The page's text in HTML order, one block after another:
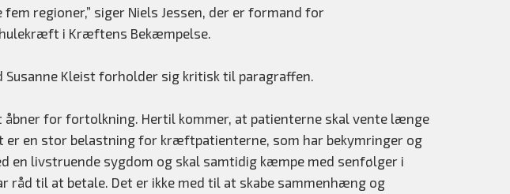
regioner,” siger Niels Jessen, der er formand for
i Kræftens Bekæmpelse.
Kleist forholder sig kritisk til paragraffen.
åbner for fortolkning. Hertil kommer, at patienterne skal vente længe
er en stor belastning for kræftpatienterne, som har bekymringer og
en livstruende sygdom og skal samtidig kæmpe med senfølger i
råd til at betale. Det er ikke med til at skabe sammenhæng og